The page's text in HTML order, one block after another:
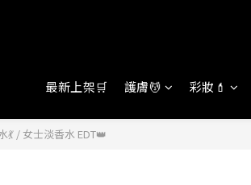
最新上架🛒 護膚💆 彩妝💄
💃 / 女士淡香水 EDT👑